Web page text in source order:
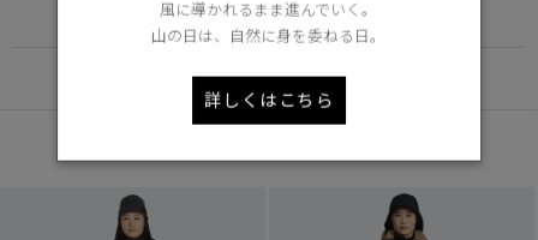
FUNCTION
DETAIL
風に導かれるまま進んでいく。
山の日は、自然に身を委ねる日。
詳しくはこちら